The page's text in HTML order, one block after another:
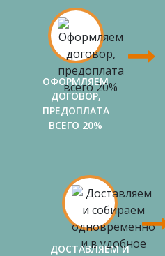
ОФОРМЛЯЕМ
ДОГОВОР,
ПРЕДОПЛАТА
ВСЕГО 20%
ДОСТАВЛЯЕМ И